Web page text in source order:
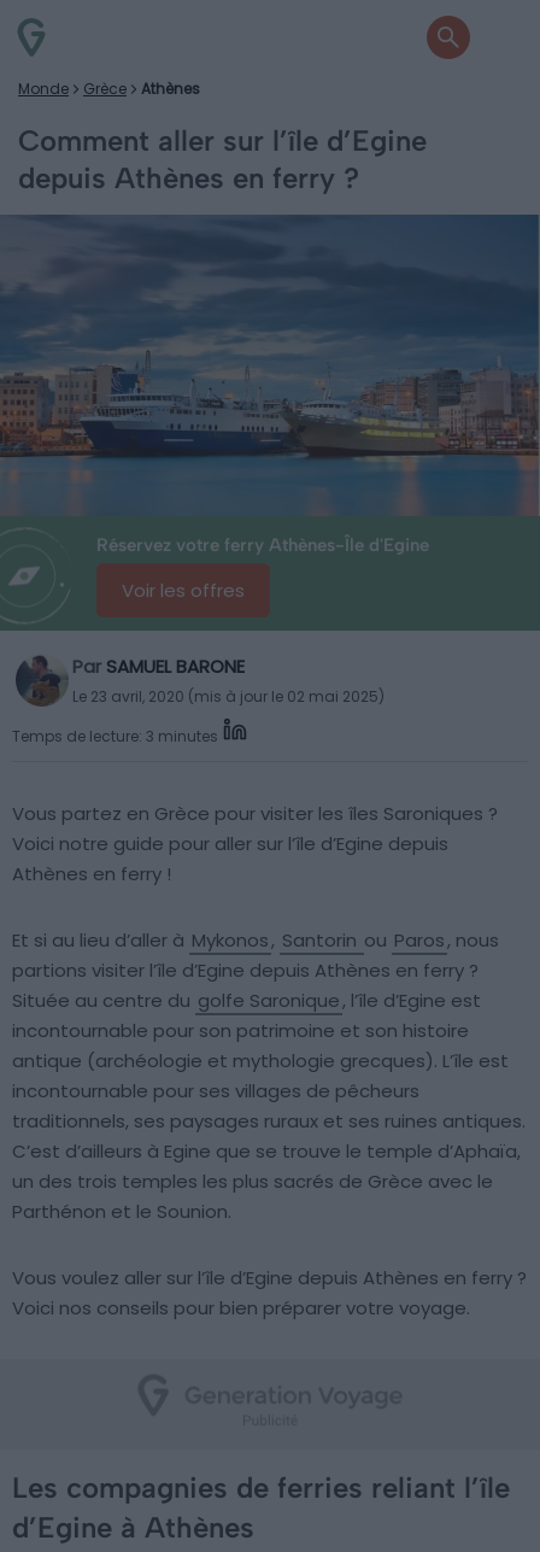
Monde Grèce Athènes
Comment aller sur l’île d’Egine
depuis Athènes en ferry ?
Réservez votre ferry Athènes-Île d'Egine
Voir les offres
Par SAMUEL BARONE
Le 23 avril, 2020 (mis à jour le 02 mai 2025)
Temps de lecture: 3 minutes
Vous partez en Grèce pour visiter les îles Saroniques ?
Voici notre guide pour aller sur l’île d’Egine depuis
Athènes en ferry !
Et si au lieu d’aller à Mykonos, Santorin ou Paros, nous
partions visiter l’île d’Egine depuis Athènes en ferry ?
Située au centre du golfe Saronique, l’île d’Egine est
incontournable pour son patrimoine et son histoire
antique (archéologie et mythologie grecques). L’île est
incontournable pour ses villages de pêcheurs
traditionnels, ses paysages ruraux et ses ruines antiques.
C’est d’ailleurs à Egine que se trouve le temple d’Aphaïa,
un des trois temples les plus sacrés de Grèce avec le
Parthénon et le Sounion.
Vous voulez aller sur l’île d’Egine depuis Athènes en ferry ?
Voici nos conseils pour bien préparer votre voyage.
Les compagnies de ferries reliant l’île
d’Egine à Athènes